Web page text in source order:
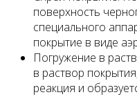
поверхность
специального
покрытие в виде
Погружение в
в раствор
реакция и